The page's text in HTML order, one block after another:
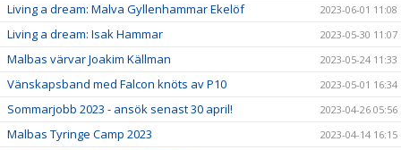
Living a dream: Malva Gyllenhammar Ekelöf 2023-06-01 11:08
Living a dream: Isak Hammar 2023-05-30 11:07
Malbas värvar Joakim Källman 2023-05-24 11:33
Vänskapsband med Falcon knöts av P10 2023-05-01 16:34
Sommarjobb 2023 - ansök senast 30 april! 2023-04-26 05:56
Malbas Tyringe Camp 2023 2023-04-14 16:15